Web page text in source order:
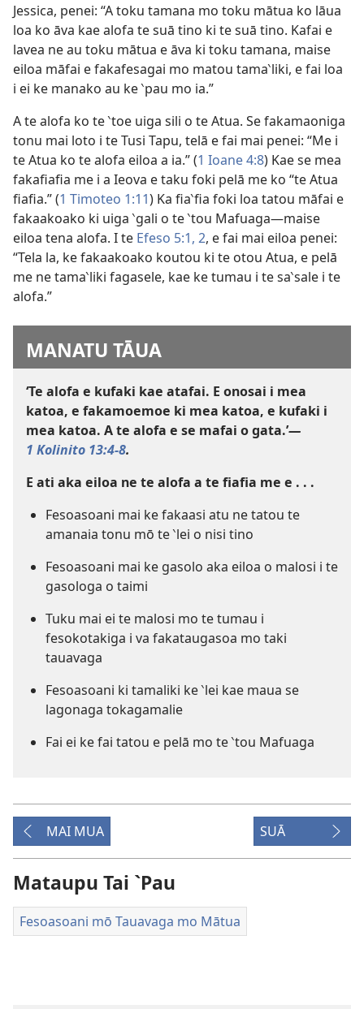
Jessica, penei: “A toku tamana mo toku mātua ko lāua
loa ko āva kae alofa te suā tino ki te suā tino. Kafai e
lavea ne au toku mātua e āva ki toku tamana, maise
eiloa māfai e fakafesagai mo matou tama‵liki, e fai loa
i ei ke manako au ke ‵pau mo ia.”
A te alofa ko te ‵toe uiga sili o te Atua. Se fakamaoniga
tonu mai loto i te Tusi Tapu, telā e fai mai penei: “Me i
te Atua ko te alofa eiloa a ia.” (1 Ioane 4:8) Kae se mea
fakafiafia me i a Ieova e taku foki pelā me ko “te Atua
fiafia.” (1 Timoteo 1:11) Ka fia‵fia foki loa tatou māfai e
fakaakoako ki uiga ‵gali o te ‵tou Mafuaga—maise
eiloa tena alofa. I te Efeso 5:1, 2, e fai mai eiloa penei:
“Tela la, ke fakaakoako koutou ki te otou Atua, e pelā
me ne tama‵liki fagasele, kae ke tumau i te sa‵sale i te
alofa.”
MANATU TĀUA
‘Te alofa e kufaki kae atafai. E onosai i mea
katoa, e fakamoemoe ki mea katoa, e kufaki i
mea katoa. A te alofa e se mafai o gata.’—
1 Kolinito 13:4-8.
E ati aka eiloa ne te alofa a te fiafia me e . . .
Fesoasoani mai ke fakaasi atu ne tatou te
amanaia tonu mō te ‵lei o nisi tino
Fesoasoani mai ke gasolo aka eiloa o malosi i te
gasologa o taimi
Tuku mai ei te malosi mo te tumau i
fesokotakiga i va fakataugasoa mo taki
tauavaga
Fesoasoani ki tamaliki ke ‵lei kae maua se
lagonaga tokagamalie
Fai ei ke fai tatou e pelā mo te ‵tou Mafuaga
MAI MUA SUĀ
Mataupu Tai `Pau
Fesoasoani mō Tauavaga mo Mātua